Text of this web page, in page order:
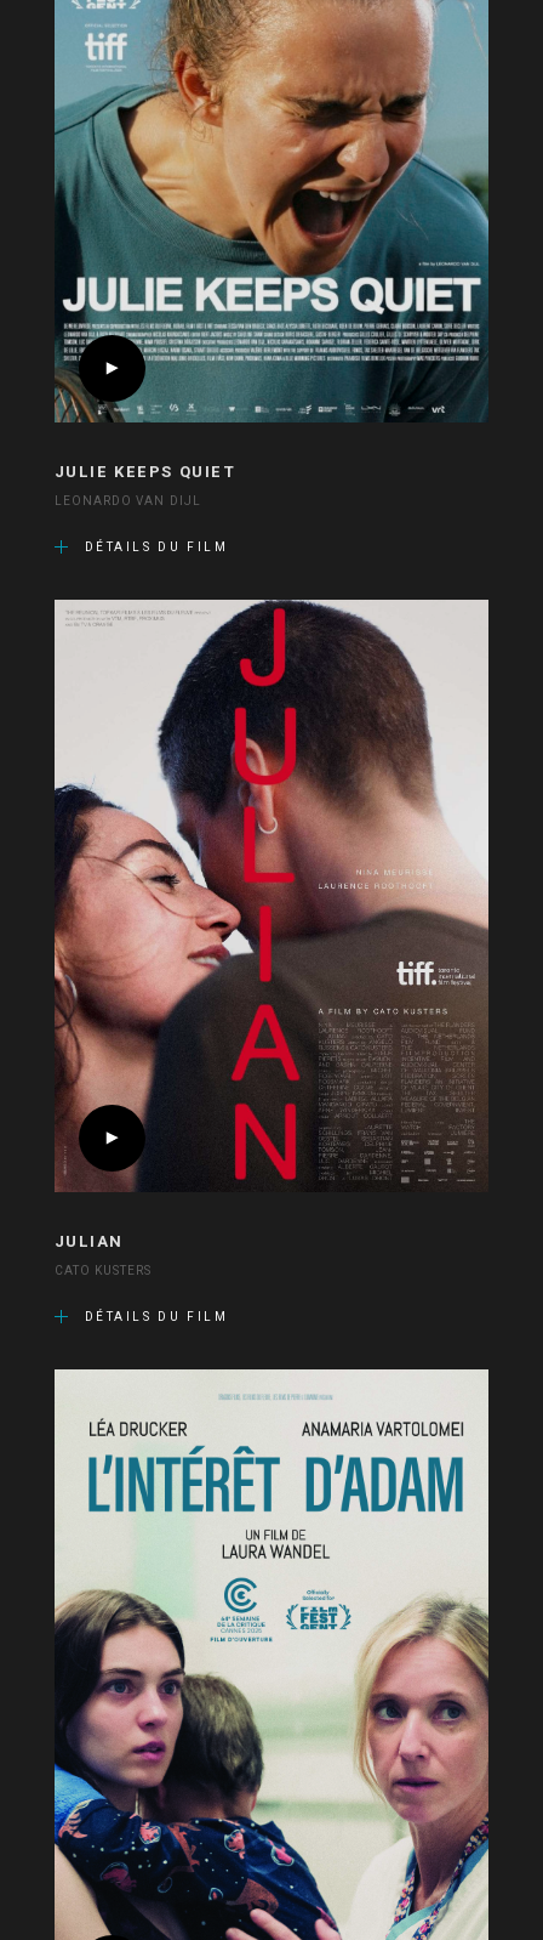
JULIE KEEPS QUIET
LEONARDO VAN DIJL
DÉTAILS DU FILM
JULIAN
CATO KUSTERS
DÉTAILS DU FILM